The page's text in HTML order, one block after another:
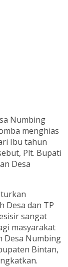
Numbing
menghias
Ibu tahun
Plt. Bupati
Desa
Desa dan TP
sangat
masyarakat
Desa Numbing
Bintan,